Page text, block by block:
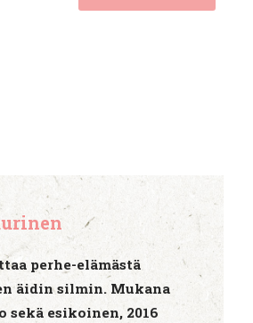
perhe-elämästä
äidin silmin. Mukana
sekä esikoinen, 2016